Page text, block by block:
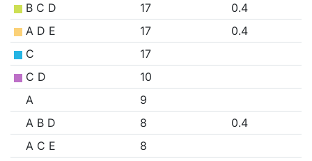
B C D
17
0.4
A D E
17
0.4
C
17
C D
10
A
9
A B D
8
0.4
A C E
8